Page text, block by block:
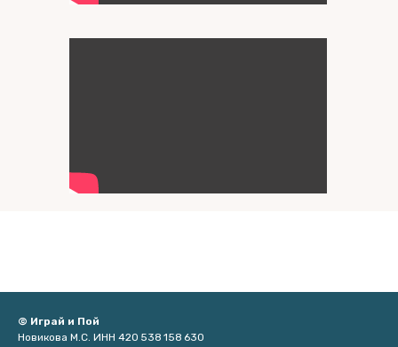
© Играй и Пой
Новикова М.С. ИНН 420 538 158 630